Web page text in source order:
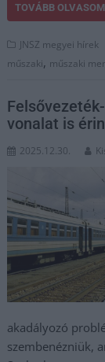
TOVÁBB OLVASOM
JNSZ megyei hírek
műszaki, műszaki
vonalat is
2025.12.30.
akadályozó
szembenézniük,